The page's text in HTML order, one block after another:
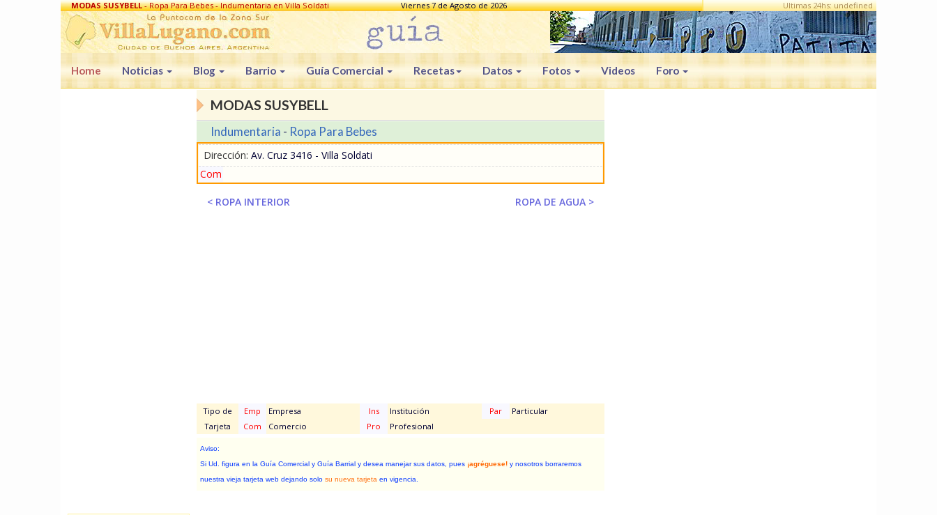
MODAS SUSYBELL- Ropa Para Bebes - Indumentaria en Villa Soldati Viernes 7 de Agosto de 2026 Ultimas 24hs: undefined
Home Noticias Blog Barrio Guía Comercial Recetas Datos Fotos Videos Foro
MODAS SUSYBELL
Indumentaria - Ropa Para Bebes
Dirección: Av. Cruz 3416 - Villa Soldati
Com
< ROPA INTERIOR ROPA DE AGUA >
Tipo de
Tarjeta
Emp Empresa Ins Institución Par
Particular
Com
Comercio Pro Profesional
Aviso:
Si Ud. figura en la Guía Comercial y Guía Barrial y desea manejar sus datos, pues ¡agréguese! y nosotros borraremos
nuestra vieja tarjeta web dejando solo su nueva tarjeta en vigencia.